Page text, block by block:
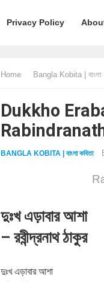
Privacy Policy
Home Bangla Kobita | বাংলা
Dukkho Erabar
BANGLA KOBITA | বাংলা কবিতা
দুঃখ এড়াবার আশা
– রবীন্দ্রনাথ ঠাকুর
দুঃখ এড়াবার আশা